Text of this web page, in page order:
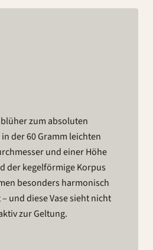
zum absoluten
der 60 Gramm leichten
und einer Höhe
der kegelförmige Korpus
besonders harmonisch
und diese Vase sieht nicht
zur Geltung.